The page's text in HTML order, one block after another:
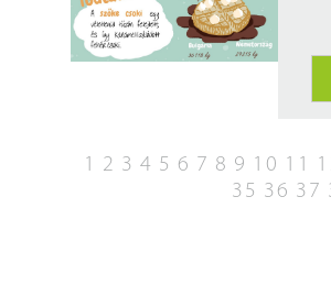
1 2 3 4 5 6 7 8 9 10 11
35 36 37